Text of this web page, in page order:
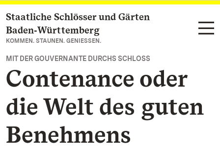
Zum Hauptinhalt springen
Staatliche Schlösser und Gärten
Baden‑Württemberg
KOMMEN. STAUNEN. GENIESSEN.
MIT DER GOUVERNANTE DURCHS SCHLOSS
Contenance oder
die Welt des guten
Benehmens